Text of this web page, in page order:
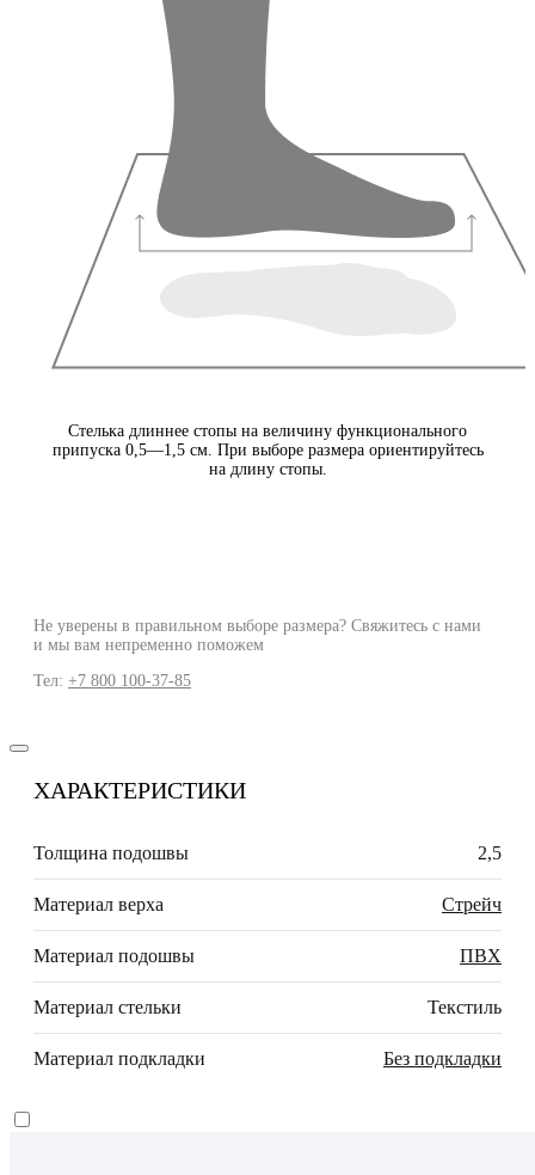
Стелька длиннее стопы на величину функционального
припуска 0,5—1,5 см. При выборе размера ориентируйтесь
на длину стопы.
Не уверены в правильном выборе размера? Свяжитесь с нами
и мы вам непременно поможем
Тел: +7 800 100-37-85
ХАРАКТЕРИСТИКИ
Толщина подошвы 2,5
Материал верха Стрейч
Материал подошвы ПВХ
Материал стельки Текстиль
Материал подкладки Без подкладки